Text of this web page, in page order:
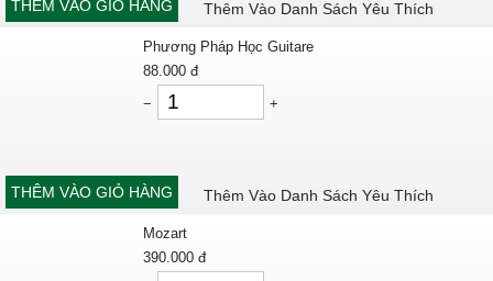
THÊM VÀO GIỎ HÀNG Thêm Vào Danh Sách Yêu Thích
Phương Pháp Học Guitare
88.000 đ
−
+
THÊM VÀO GIỎ HÀNG Thêm Vào Danh Sách Yêu Thích
Mozart
390.000 đ